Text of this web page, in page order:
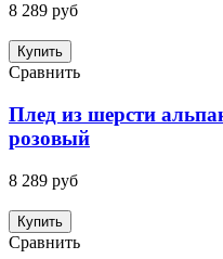
8 289 руб
Купить
Сравнить
Плед из шерсти
розовый
8 289 руб
Купить
Сравнить